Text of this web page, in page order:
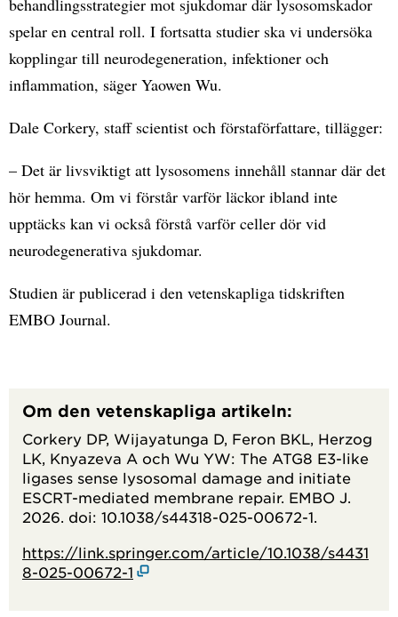
spelar en central roll. I fortsatta studier ska vi undersöka
kopplingar till neurodegeneration, infektioner och
inflammation, säger Yaowen Wu.
Dale Corkery, staff scientist och förstaförfattare, tillägger:
– Det är livsviktigt att lysosomens innehåll stannar där det
hör hemma. Om vi förstår varför läckor ibland inte
upptäcks kan vi också förstå varför celler dör vid
neurodegenerativa sjukdomar.
Studien är publicerad i den vetenskapliga tidskriften
EMBO Journal.
Om den vetenskapliga artikeln:
Corkery DP, Wijayatunga D, Feron BKL, Herzog
LK, Knyazeva A och Wu YW: The ATG8 E3-like
ligases sense lysosomal damage and initiate
ESCRT-mediated membrane repair. EMBO J.
2026. doi: 10.1038/s44318-025-00672-1.
https://link.springer.com/article/10.1038/s4431
8-025-00672-1